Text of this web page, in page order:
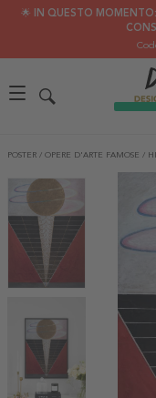
🌟 IN QUESTO
POSTER / OPERE D'ARTE FAMOSE /